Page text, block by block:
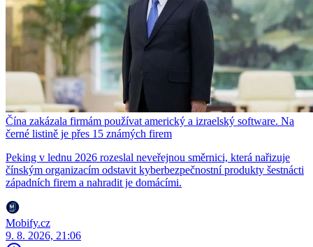
Čína zakázala firmám používat americký a izraelský software. Na
černé listině je přes 15 známých firem
Peking v lednu 2026 rozeslal neveřejnou směrnici, která nařizuje
čínským organizacím odstavit kyberbezpečnostní produkty šestnácti
západních firem a nahradit je domácími.
Mobify.cz
9. 8. 2026, 21:06